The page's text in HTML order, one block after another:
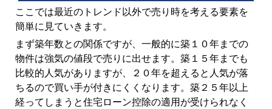
ここでは最近のトレンド以外で売り時を考える要素を
簡単に見ていきます。
まず築年数との関係ですが、一般的に築１０年までの
物件は強気の値段で売りに出せます。築１５年までも
比較的人気がありますが、２０年を超えると人気が落
ちるので買い手が付きにくくなります。築２５年以上
経ってしまうと住宅ローン控除の適用が受けられなく